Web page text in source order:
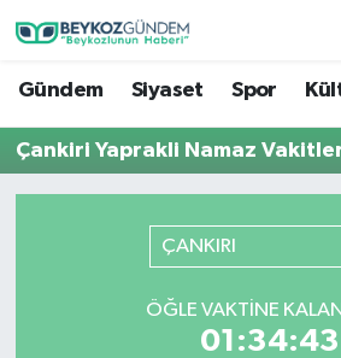
Gündem Siyaset Spor
Çankiri Yaprakli Namaz
ÇANKIRI
ÖĞLE VAKTINE
01:34:43
Hava Durumu
Trafik Durumu
Son Dakika Haberleri